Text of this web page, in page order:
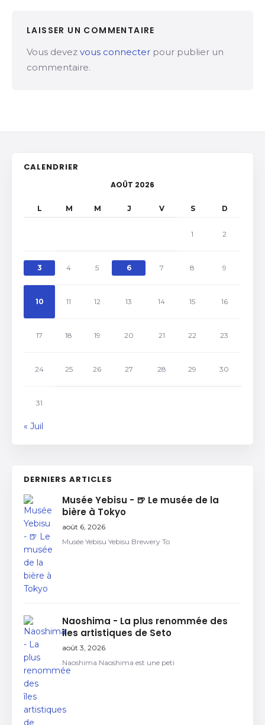
LAISSER UN COMMENTAIRE
Vous devez vous connecter pour publier un
commentaire.
CALENDRIER
AOÛT 2026
L M M J V S D
1 2
3 4 5 6 7 8 9
10 11 12 13 14 15 16
17 18 19 20 21 22 23
24 25 26 27 28 29 30
31
« Juil
DERNIERS ARTICLES
Musée Yebisu - 🍺 Le musée de la
bière à Tokyo
août 6, 2026
Musée Yebisu Yebisu Brewery To
Naoshima - La plus renommée des
îles artistiques de Seto
août 3, 2026
Naoshima Naoshima est une peti